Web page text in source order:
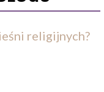
religijnych?